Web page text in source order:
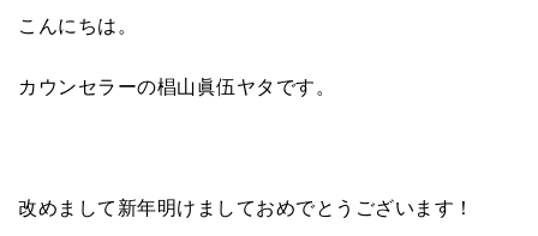
こんにちは。
カウンセラーの椙山眞伍ヤタです。
改めまして新年明けましておめでとうございます！